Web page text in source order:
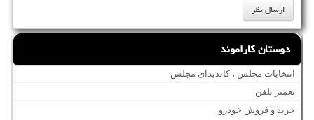
دوستان کاراموند
انتخابات مجلس ، کاندیدای مجلس
تعمیر تلفن
خرید و فروش خودرو